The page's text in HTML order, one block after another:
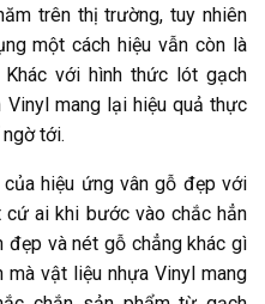
trên thị trường, tuy nhiên
một cách hiệu vẫn còn là
với hình thức lót gạch
mang lại hiệu quả thực
tới.
hiệu ứng vân gỗ đẹp với
ai khi bước vào chắc hẳn
và nét gỗ chẳng khác gì
vật liệu nhựa Vinyl mang